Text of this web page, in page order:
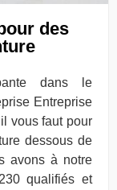
des
dans le
Entreprise
vous faut pour
dessous de
avons à notre
qualifiés et